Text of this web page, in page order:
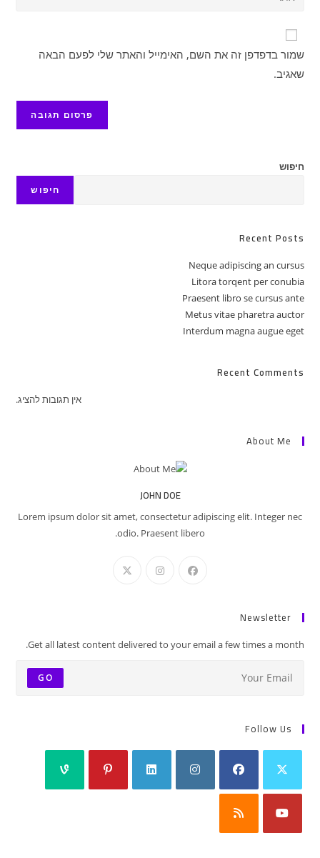
כדי
שלך
כדי
להגיב
כתובת
אתר
האינטרנט
שלך
שמור בדפדפן זה את השם, האימייל והאתר שלי לפעם הבאה
שאגיב.
חיפוש
חיפוש
Recent Posts
Neque adipiscing an cursus
Litora torqent per conubia
Praesent libro se cursus ante
Metus vitae pharetra auctor
Interdum magna augue eget
Recent Comments
אין תגובות להציג.
About Me
JOHN DOE
Lorem ipsum dolor sit amet, consectetur adipiscing elit. Integer nec
odio. Praesent libero.
Newsletter
Get all latest content delivered to your email a few times a month.
GO
Follow Us